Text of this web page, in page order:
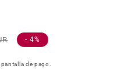
Precio habitual
Precio de oferta
- 4%
de pago.